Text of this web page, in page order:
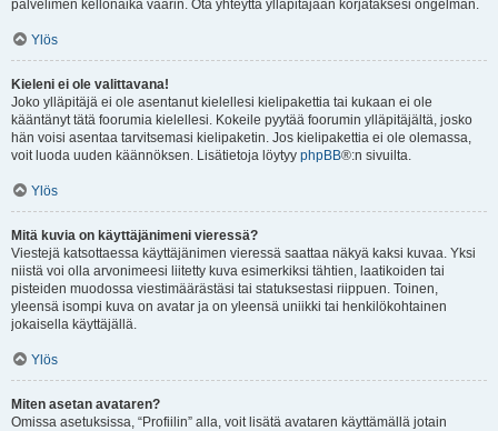
palvelimen kellonaika väärin. Ota yhteyttä ylläpitäjään korjataksesi ongelman.
Ylös
Kieleni ei ole valittavana!
Joko ylläpitäjä ei ole asentanut kielellesi kielipakettia tai kukaan ei ole
kääntänyt tätä foorumia kielellesi. Kokeile pyytää foorumin ylläpitäjältä, josko
hän voisi asentaa tarvitsemasi kielipaketin. Jos kielipakettia ei ole olemassa,
voit luoda uuden käännöksen. Lisätietoja löytyy phpBB®:n sivuilta.
Ylös
Mitä kuvia on käyttäjänimeni vieressä?
Viestejä katsottaessa käyttäjänimen vieressä saattaa näkyä kaksi kuvaa. Yksi
niistä voi olla arvonimeesi liitetty kuva esimerkiksi tähtien, laatikoiden tai
pisteiden muodossa viestimäärästäsi tai statuksestasi riippuen. Toinen,
yleensä isompi kuva on avatar ja on yleensä uniikki tai henkilökohtainen
jokaisella käyttäjällä.
Ylös
Miten asetan avataren?
Omissa asetuksissa, “Profiilin” alla, voit lisätä avataren käyttämällä jotain